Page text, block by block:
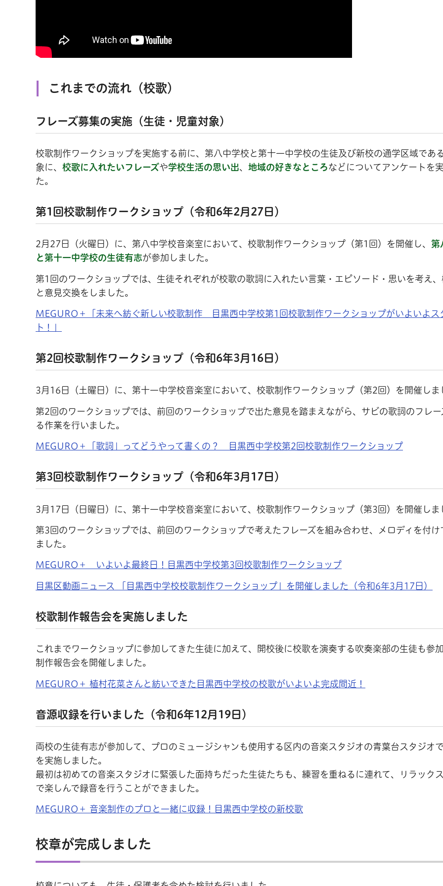
これまでの流れ（校歌）
フレーズ募集の実施（生徒・児童対象）
校歌制作ワークショップを実施する前に、第八中学校と第十一中学校の生徒及び新校の通学区域であ
象に、 校歌に入れたいフレーズや学校生活の思い出、 地域の好きなところなどについてアンケートを
た。
第1回校歌制作ワークショップ（令和6年2月27日）
2月27日（火曜日）に、第八中学校音楽室において、校歌制作ワークショップ（第1回）を開催し、 第
と第十一中学校の生徒有志が参加しました。
第1回のワークショップでは、生徒それぞれが校歌の歌詞に入れたい言葉・エピソード・思いを考え
と意見交換をしました。
MEGURO＋「未来へ紡ぐ新しい校歌制作 目黒西中学校第1回校歌制作ワークショップがいよいよス
ト！」
第2回校歌制作ワークショップ（令和6年3月16日）
3月16日（土曜日）に、第十一中学校音楽室において、校歌制作ワークショップ（第2回）を開催しま
第2回のワークショップでは、前回のワークショップで出た意見を踏まえながら、サビの歌詞のフレー
る作業を行いました。
MEGURO＋「歌詞」ってどうやって書くの？ 目黒西中学校第2回校歌制作ワークショップ
第3回校歌制作ワークショップ（令和6年3月17日）
3月17日（日曜日）に、第十一中学校音楽室において、校歌制作ワークショップ（第3回）を開催しま
第3回のワークショップでは、前回のワークショップで考えたフレーズを組み合わせ、メロディを付け
ました。
MEGURO＋ いよいよ最終日！目黒西中学校第3回校歌制作ワークショップ
目黒区動画ニュース 「目黒西中学校校歌制作ワークショップ」を開催しました（令和6年3月17日）
校歌制作報告会を実施しました
これまでワークショップに参加してきた生徒に加えて、開校後に校歌を演奏する吹奏楽部の生徒も参
制作報告会を開催しました。
MEGURO＋ 植村花菜さんと紡いできた目黒西中学校の校歌がいよいよ完成間近！
音源収録を行いました（令和6年12月19日）
両校の生徒有志が参加して、プロのミュージシャンも使用する区内の音楽スタジオの青葉台スタジオ
を実施しました。
最初は初めての音楽スタジオに緊張した面持ちだった生徒たちも、練習を重ねるに連れて、リラック
で楽しんで録音を行うことができました。
MEGURO＋ 音楽制作のプロと一緒に収録！目黒西中学校の新校歌
校章が完成しました